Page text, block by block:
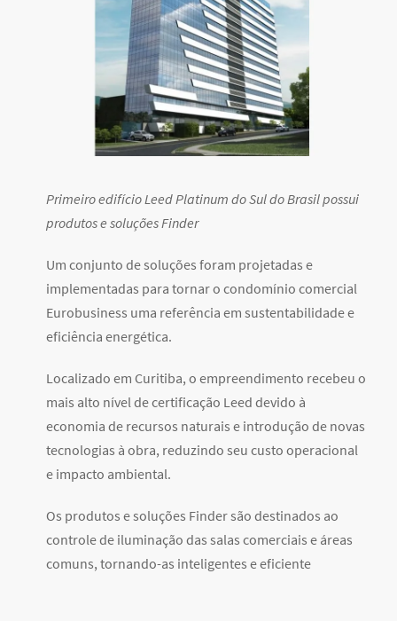
Primeiro edifício Leed Platinum do Sul do Brasil possui
produtos e soluções Finder
Um conjunto de soluções foram projetadas e
implementadas para tornar o condomínio comercial
Eurobusiness uma referência em sustentabilidade e
eficiência energética.
Localizado em Curitiba, o empreendimento recebeu o
mais alto nível de certificação Leed devido à
economia de recursos naturais e introdução de novas
tecnologias à obra, reduzindo seu custo operacional
e impacto ambiental.
Os produtos e soluções Finder são destinados ao
controle de iluminação das salas comerciais e áreas
comuns, tornando-as inteligentes e eficiente